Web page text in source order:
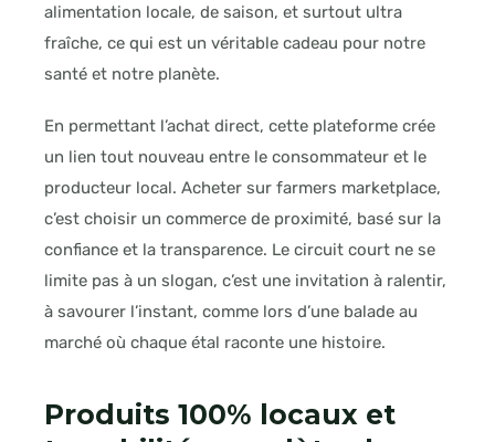
alimentation locale, de saison, et surtout ultra
fraîche, ce qui est un véritable cadeau pour notre
santé et notre planète.
En permettant l’achat direct, cette plateforme crée
un lien tout nouveau entre le consommateur et le
producteur local. Acheter sur farmers marketplace,
c’est choisir un commerce de proximité, basé sur la
confiance et la transparence. Le circuit court ne se
limite pas à un slogan, c’est une invitation à ralentir,
à savourer l’instant, comme lors d’une balade au
marché où chaque étal raconte une histoire.
Produits 100% locaux et